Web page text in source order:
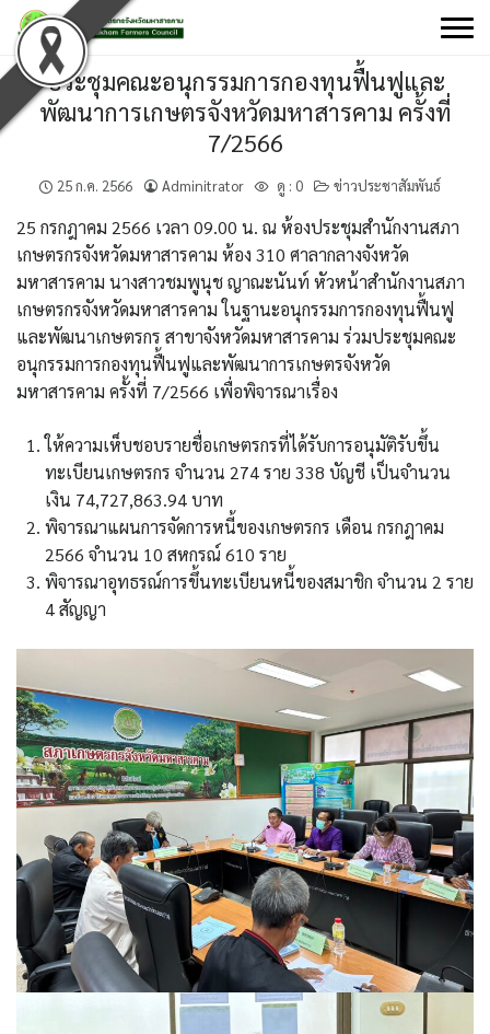
Skip
to
contentประชุมคณะอนุกรรมการกองทุนฟื้นฟูและ
พัฒนาการเกษตรจังหวัดมหาสารคาม ครั้งที่
7/2566
25 ก.ค. 2566 Adminitrator ดู : 0 ข่าวประชาสัมพันธ์
25 กรกฎาคม 2566 เวลา 09.00 น. ณ ห้องประชุมสำนักงานสภา
เกษตรกรจังหวัดมหาสารคาม ห้อง 310 ศาลากลางจังหวัด
มหาสารคาม นางสาวชมพูนุช ญาณะนันท์ หัวหน้าสำนักงานสภา
เกษตรกรจังหวัดมหาสารคาม ในฐานะอนุกรรมการกองทุนฟื้นฟู
และพัฒนาเกษตรกร สาขาจังหวัดมหาสารคาม ร่วมประชุมคณะ
อนุกรรมการกองทุนฟื้นฟูและพัฒนาการเกษตรจังหวัด
มหาสารคาม ครั้งที่ 7/2566 เพื่อพิจารณาเรื่อง
ให้ความเห็บชอบรายชื่อเกษตรกรที่ได้รับการอนุมัติรับขึ้น
ทะเบียนเกษตรกร จำนวน 274 ราย 338 บัญชี เป็นจำนวน
เงิน 74,727,863.94 บาท
พิจารณาแผนการจัดการหนี้ของเกษตรกร เดือน กรกฎาคม
2566 จำนวน 10 สหกรณ์ 610 ราย
พิจารณาอุทธรณ์การขึ้นทะเบียนหนี้ของสมาชิก จำนวน 2 ราย
4 สัญญา